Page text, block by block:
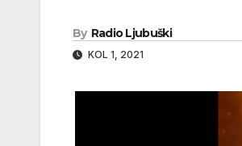
By Radio Ljubuški
KOL 1, 2021